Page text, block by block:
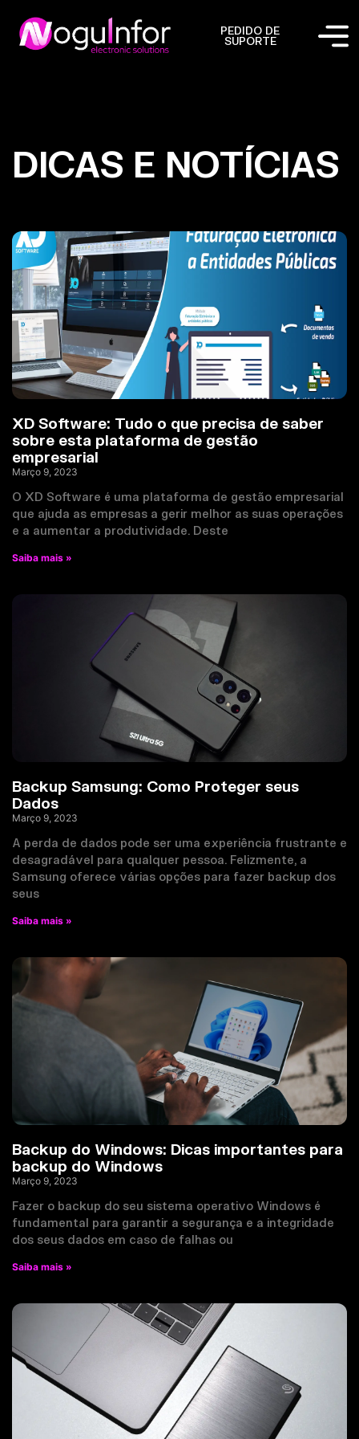
PEDIDO DE
SUPORTE
DICAS E NOTÍCIAS
XD Software: Tudo o que precisa de saber
sobre esta plataforma de gestão
empresarial
Março 9, 2023
O XD Software é uma plataforma de gestão empresarial
que ajuda as empresas a gerir melhor as suas operações
e a aumentar a produtividade. Deste
Saiba mais »
Backup Samsung: Como Proteger seus
Dados
Março 9, 2023
A perda de dados pode ser uma experiência frustrante e
desagradável para qualquer pessoa. Felizmente, a
Samsung oferece várias opções para fazer backup dos
seus
Saiba mais »
Backup do Windows: Dicas importantes para
backup do Windows
Março 9, 2023
Fazer o backup do seu sistema operativo Windows é
fundamental para garantir a segurança e a integridade
dos seus dados em caso de falhas ou
Saiba mais »